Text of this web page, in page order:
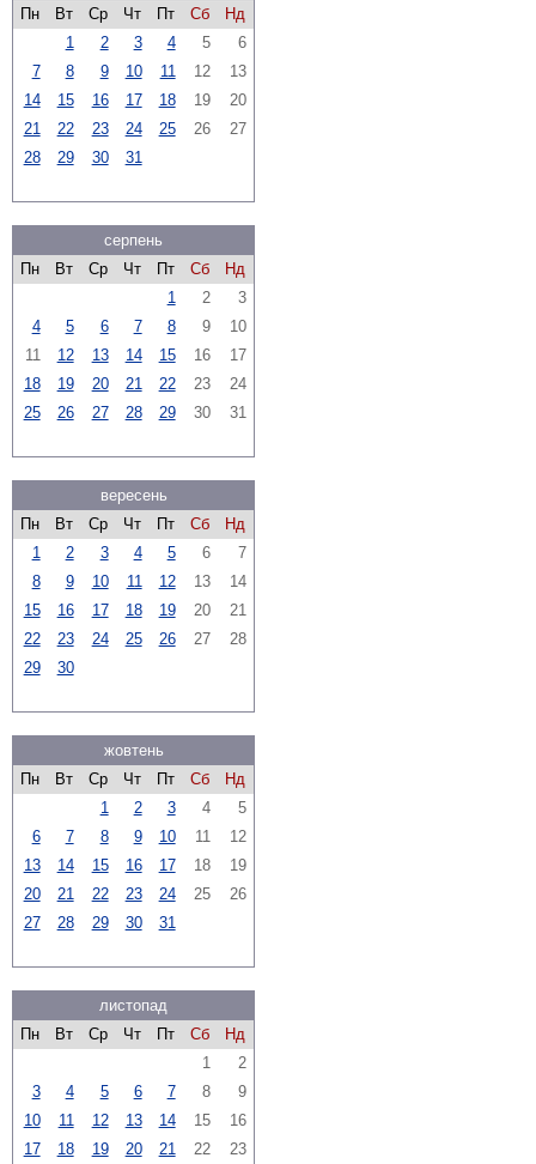
Пн
Вт Ср Чт Пт Сб
Нд
1
2 3 4 5
6
7
8 9 10 11 12
13
14
15 16 17 18 19
20
21
22 23 24 25 26
27
28
29 30 31
серпень
Пн
Вт Ср Чт Пт Сб
Нд
1
2
3
4
5 6 7 8 9
10
11
12 13 14 15 16
17
18
19 20 21 22 23
24
25
26 27 28 29 30 31
вересень
Пн
Вт Ср Чт Пт Сб
Нд
1
2 3 4 5 6
7
8
9 10 11 12 13
14
15
16 17 18 19 20
21
22
23 24 25 26 27
28
29
30
жовтень
Пн
Вт Ср Чт Пт Сб
Нд
1
2 3 4
5
6
7 8 9 10 11
12
13
14 15 16 17 18
19
20
21 22 23 24 25
26
27
28 29 30 31
листопад
Пн
Вт Ср Чт Пт Сб
Нд
1
2
3
4 5 6 7 8
9
10
11 12 13 14 15
16
17
18 19 20 21 22 23